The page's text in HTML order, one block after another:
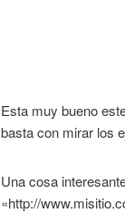
Esta muy bueno
basta con mirar los
Una cosa
«http://